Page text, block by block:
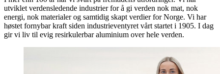
utviklet verdensledende industrier for å gi verden nok mat, nok
energi, nok materialer og samtidig skapt verdier for Norge. Vi har
høstet fornybar kraft siden industrieventyret vårt startet i 1905. I dag
gir vi liv til evig resirkulerbar aluminium over hele verden.